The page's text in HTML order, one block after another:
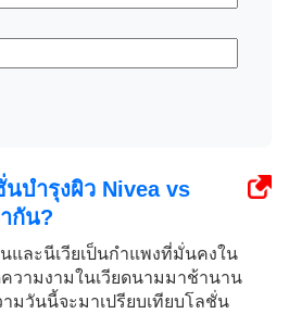
นบำรุงผิว Nivea vs
กัน?
และนีเวียเป็นกำแพงที่มั่นคงใน
วามงามในเวียดนามมาช้านาน
มวันนี้จะมาเปรียบเทียบโลชั่น